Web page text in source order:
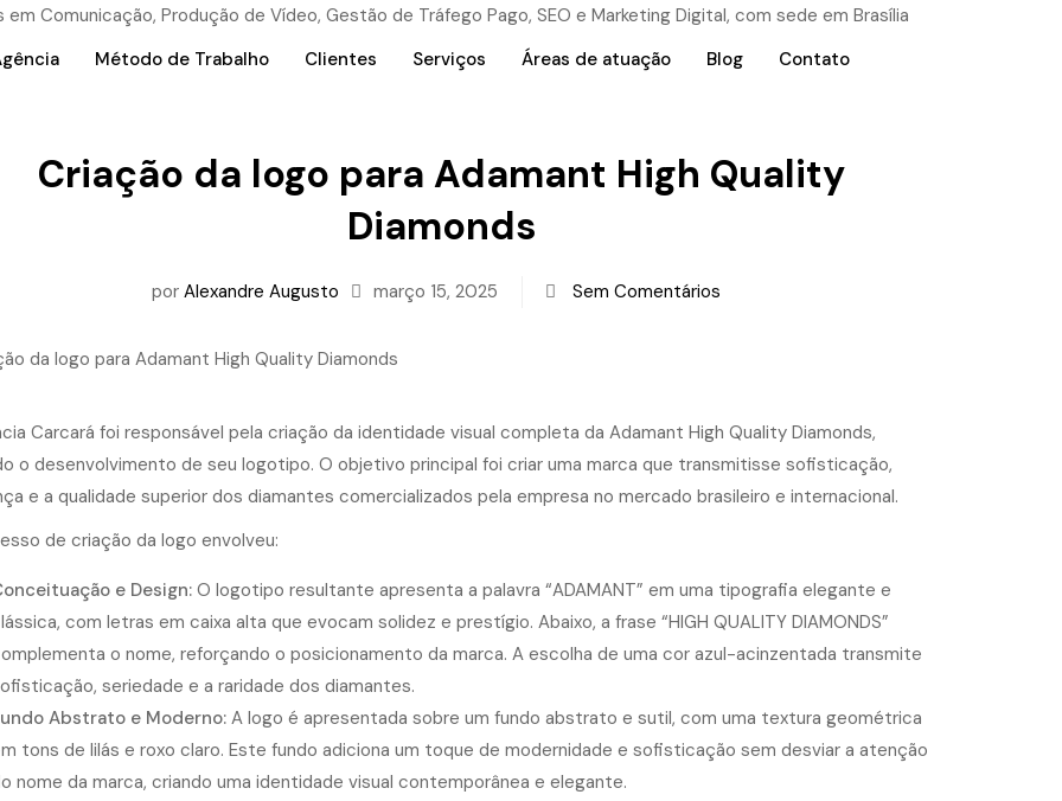
Método de Trabalho Clientes Serviços Áreas de atuação Blog Contato
Criação da logo para Adamant High Quality
Diamonds
por Alexandre Augusto março 15, 2025 Sem Comentários
Carcará foi responsável pela criação da identidade visual completa da Adamant High Quality Diamonds,
o desenvolvimento de seu logotipo. O objetivo principal foi criar uma marca que transmitisse sofisticação,
e a qualidade superior dos diamantes comercializados pela empresa no mercado brasileiro e internacional.
de criação da logo envolveu:
e Design:O logotipo resultante apresenta a palavra “ADAMANT” em uma tipografia elegante e
com letras em caixa alta que evocam solidez e prestígio. Abaixo, a frase “HIGH QUALITY DIAMONDS”
o nome, reforçando o posicionamento da marca. A escolha de uma cor azul-acinzentada transmite
seriedade e a raridade dos diamantes.
Abstrato e Moderno:A logo é apresentada sobre um fundo abstrato e sutil, com uma textura geométrica
tons de lilás e roxo claro. Este fundo adiciona um toque de modernidade e sofisticação sem desviar a atenção
nome da marca, criando uma identidade visual contemporânea e elegante.